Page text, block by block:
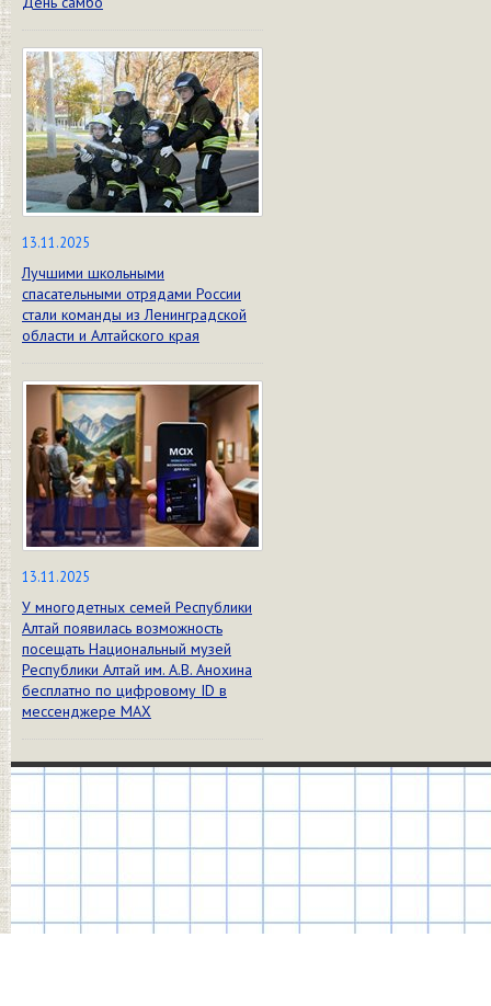
13.11.2025
Лучшими школьными
спасательными отрядами России
стали команды из Ленинградской
области и Алтайского края
13.11.2025
У многодетных семей Республики
Алтай появилась возможность
посещать Национальный музей
Республики Алтай им. А.В. Анохина
бесплатно по цифровому ID в
мессенджере МАХ